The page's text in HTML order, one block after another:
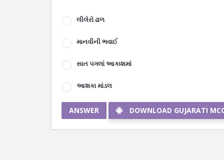
લીલેરો ઢાળ
માનવીની ભવાઈ
સાત પગલાં આકાશમાં
આશકા માંડલ
ANSWER DOWNLOAD GUJARATI